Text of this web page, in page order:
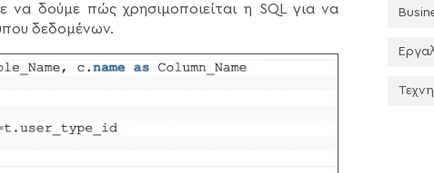
δούμε πώς χρησιμοποιείται η SQL για να
δεδομένων.